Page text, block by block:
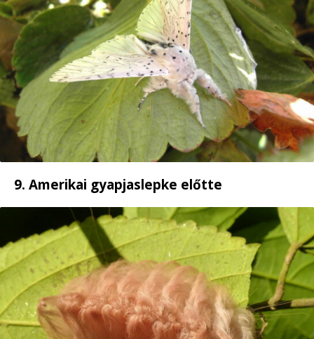
9. Amerikai gyapjaslepke előtte